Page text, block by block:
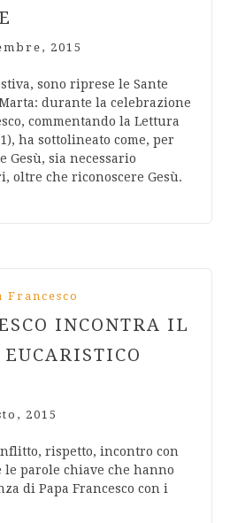
2015
sono riprese le Sante
durante la celebrazione
commentando la Lettura
ha sottolineato come, per
Gesù, sia necessario
oltre che riconoscere Gesù.
Francesco
INCONTRA IL
2015
rispetto, incontro con
le parole chiave che hanno
di Papa Francesco con i